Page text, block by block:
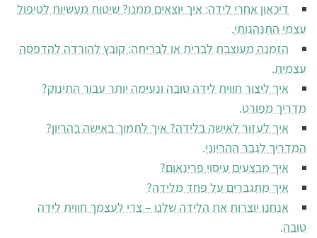
דיכאון אחרי לידה: איך יוצאים ממנו? שיטות מעשיות לטיפול
עצמי התנהגותי.
הזמנה מעוצבת לברית או לבריתה: קובץ להורדה להדפסה
עצמית.
איך ליצור חווית לידה טובה ונעימה יותר עבור התינוק?
מדריך מפורט.
איך לעזור לאישה בלידה? איך לתמוך באישה בהריון?
המדריך לגבר ההריוני.
איך מבצעים עיסוי פרינאום?
איך מתגברים על פחד מלידה?
אנחנו יוצרות את הלידה שלנו – צרי לעצמך חווית לידה
טובה.